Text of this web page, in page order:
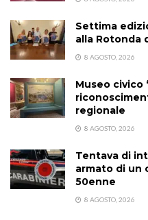
Settima
alla Rotonda
8 AGOSTO, 2026
Museo civico
regionale
8 AGOSTO, 2026
Tentava di
armato di un
50enne
8 AGOSTO, 2026